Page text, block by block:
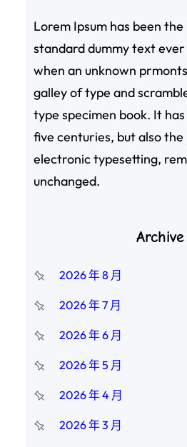
Lorem Ipsum has been
standard dummy text ever
when an unknown
galley of type and
type specimen book. It
five centuries, but also the
electronic typesetting,
unchanged.
Archive
2026 年 8 月
2026 年 7 月
2026 年 6 月
2026 年 5 月
2026 年 4 月
2026 年 3 月